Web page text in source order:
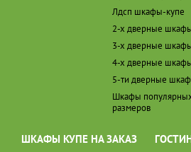
Лдсп шкафы-купе
2-х дверные
3-х дверные
4-х дверные
5-ти дверные
Шкафы
размеров
ШКАФЫ КУПЕ НА ЗАКАЗ